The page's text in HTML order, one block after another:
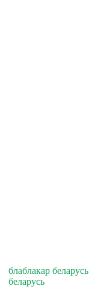
блаблакар
беларусь